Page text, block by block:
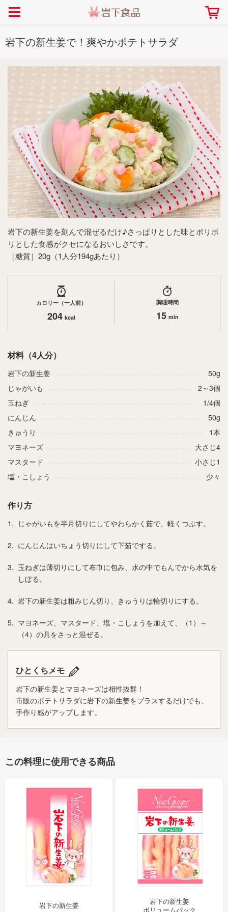
ごあいさつ 会社概要
採用情報 本社所在地
> プレスリリース
> イベント
> コラボ
> 飲食店コラボ
> ミュージアム
> イワシカちゃん
> オンラインショップ
> メディア掲載
> その他
【7月1日～8月30日】夏イベン
ト「NEW GINGER SUMMER
2026」｜岩下の新生姜ミュー
ジアム
2026.07.01
> 岩下の新生姜
> らっきょう
> オリーブ
> 梅
> その他
岩下の新生姜
> 岩下の新生姜レシピ
> オリーブレシピ
> その他のレシピ
社長おすすめ！岩下の新生姜と
豚バラ肉のくるくる巻き～細巻
きバージョン～
畑での取り組み 工場での取り組み
岩下の新生姜について 岩下のらっきょうにつ
岩下の新生姜ミュージアム
しょうがを食べてお悩
先生
岩下の新生姜万年筆インク 書く描くコンテ
スト
岩下の新生姜Sing＆
～ニュージンジャーイ
岩下の新生姜で！爽やかポテトサラダ
岩下の新生姜を刻んで混ぜるだけ♪さっぱりとした味とポリポ
リとした食感がクセになるおいしさです。
［糖質］20g（1人分194gあたり）
カロリー（一人前）
204 kcal
調理時間
15 min
材料（4人分）
岩下の新生姜
50g
じゃがいも
2～3個
玉ねぎ
1/4個
にんじん
50g
きゅうり
1本
マヨネーズ
大さじ4
マスタード
小さじ1
塩・こしょう
少々
作り方
1. じゃがいもを半月切りにしてやわらかく茹で、軽くつぶす。
2. にんじんはいちょう切りにして下茹でする。
3. 玉ねぎは薄切りにして布巾に包み、水の中でもんでから水気を
しぼる。
4. 岩下の新生姜は粗みじん切り、きゅうりは輪切りにする。
5. マヨネーズ、マスタード、塩・こしょうを加えて、（1）～
（4）の具をさっと混ぜる。
ひとくちメモ
岩下の新生姜とマヨネーズは相性抜群！
市販のポテトサラダに岩下の新生姜をプラスするだけでも、
手作り感がアップします。
この料理に使用できる商品
岩下の新生姜
岩下の新生姜
ボリュームパック